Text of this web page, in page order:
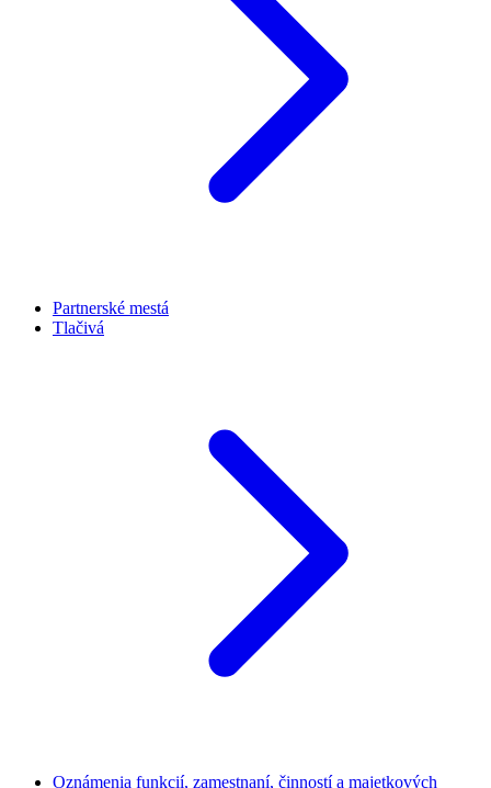
Partnerské mestá
Tlačivá
Oznámenia funkcií, zamestnaní, činností a majetkových